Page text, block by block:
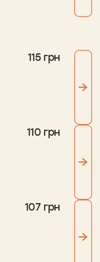
115 грн
110 грн
107 грн